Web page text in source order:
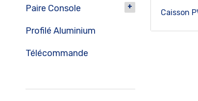
Paire Console
Profilé Aluminium
Télécommande
Caisson